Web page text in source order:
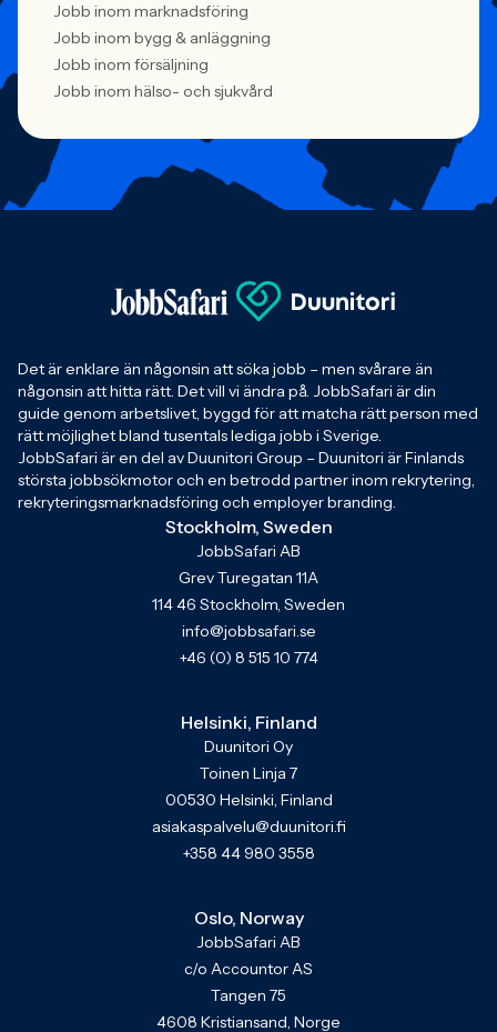
Jobb inom marknadsföring
Jobb inom bygg & anläggning
Jobb inom försäljning
Jobb inom hälso- och sjukvård
Det är enklare än någonsin att söka jobb – men svårare än
någonsin att hitta rätt. Det vill vi ändra på. JobbSafari är din
guide genom arbetslivet, byggd för att matcha rätt person med
rätt möjlighet bland tusentals lediga jobb i Sverige.
JobbSafari är en del av Duunitori Group – Duunitori är Finlands
största jobbsökmotor och en betrodd partner inom rekrytering,
rekryteringsmarknadsföring och employer branding.
Stockholm, Sweden
JobbSafari AB
Grev Turegatan 11A
114 46 Stockholm, Sweden
info@jobbsafari.se
+46 (0) 8 515 10 774
Helsinki, Finland
Duunitori Oy
Toinen Linja 7
00530 Helsinki, Finland
asiakaspalvelu@duunitori.fi
+358 44 980 3558
Oslo, Norway
JobbSafari AB
c/o Accountor AS
Tangen 75
4608 Kristiansand, Norge